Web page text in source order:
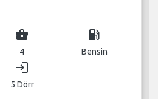
business_center
4
local_gas_station
Bensin
login
5 Dörr